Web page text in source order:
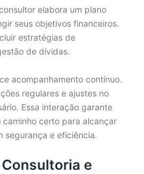
elabora um plano
seus objetivos financeiros.
estratégias de
de dívidas.
acompanhamento contínuo.
regulares e ajustes no
Essa interação garante
certo para alcançar
segurança e eficiência.
e